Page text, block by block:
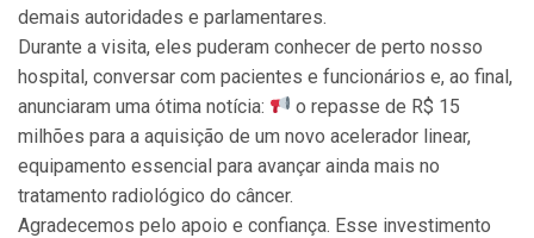
demais autoridades e parlamentares.
Durante a visita, eles puderam conhecer de perto nosso
hospital, conversar com pacientes e funcionários e, ao final,
anunciaram uma ótima notícia:
o repasse de R$ 15
milhões para a aquisição de um novo acelerador linear,
equipamento essencial para avançar ainda mais no
tratamento radiológico do câncer.
Agradecemos pelo apoio e confiança. Esse investimento